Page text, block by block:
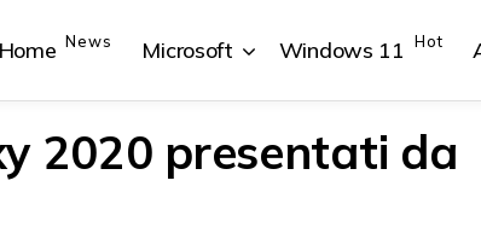
Home News Microsoft Windows 11 Hot
2020 presentati da